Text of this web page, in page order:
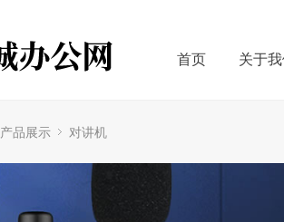
首页 关于
产品展示 对讲机